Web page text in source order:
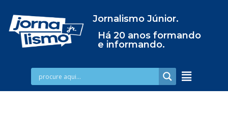
Jornalismo Júnior.
Há 20 anos formando
e informando.